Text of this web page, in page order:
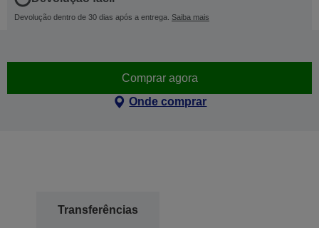
Devolução dentro de 30 dias após a entrega. Saiba mais
Comprar agora
Onde comprar
Transferências